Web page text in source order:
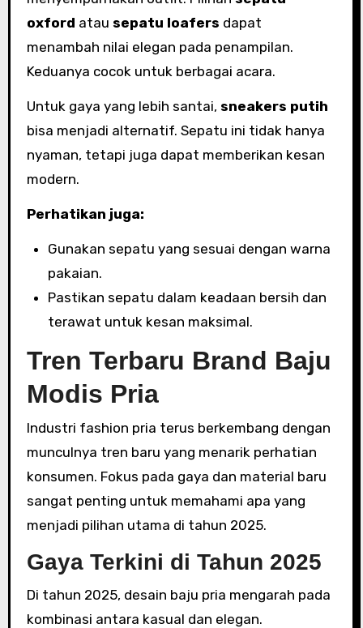
oxford atau sepatu loafers dapat
menambah nilai elegan pada penampilan.
Keduanya cocok untuk berbagai acara.
Untuk gaya yang lebih santai, sneakers putih
bisa menjadi alternatif. Sepatu ini tidak hanya
nyaman, tetapi juga dapat memberikan kesan
modern.
Perhatikan juga:
Gunakan sepatu yang sesuai dengan warna
pakaian.
Pastikan sepatu dalam keadaan bersih dan
terawat untuk kesan maksimal.
Tren Terbaru Brand Baju
Modis Pria
Industri fashion pria terus berkembang dengan
munculnya tren baru yang menarik perhatian
konsumen. Fokus pada gaya dan material baru
sangat penting untuk memahami apa yang
menjadi pilihan utama di tahun 2025.
Gaya Terkini di Tahun 2025
Di tahun 2025, desain baju pria mengarah pada
kombinasi antara kasual dan elegan.